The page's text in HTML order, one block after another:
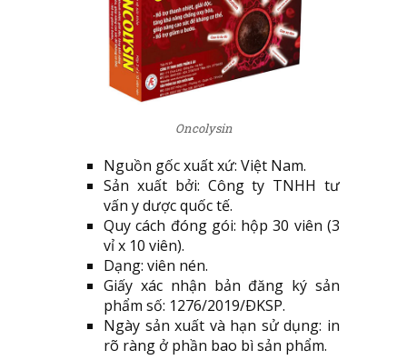
Oncolysin
Nguồn gốc xuất xứ: Việt Nam.
Sản xuất bởi: Công ty TNHH tư
vấn y dược quốc tế.
Quy cách đóng gói: hộp 30 viên (3
vỉ x 10 viên).
Dạng: viên nén.
Giấy xác nhận bản đăng ký sản
phẩm số: 1276/2019/ÐKSP.
Ngày sản xuất và hạn sử dụng: in
rõ ràng ở phần bao bì sản phẩm.